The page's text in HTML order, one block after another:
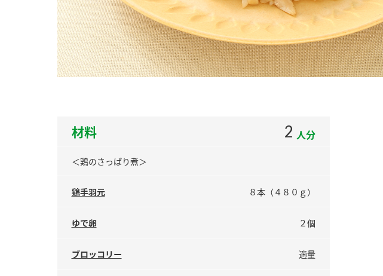
材料 2 人分
＜鶏のさっぱり煮＞
鶏手羽元 ８本（４８０ｇ）
ゆで卵 ２個
ブロッコリー 適量